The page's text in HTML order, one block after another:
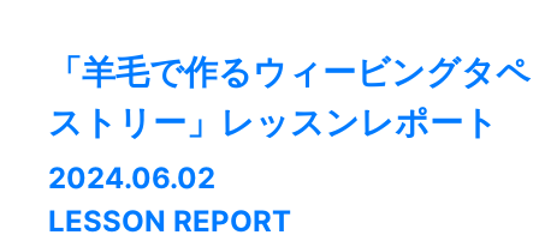
「羊毛で作るウィービングタペ
ストリー」レッスンレポート
2024.06.02
LESSON REPORT